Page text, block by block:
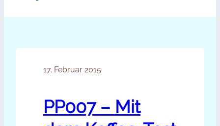
17. Februar 2015
PP007 – Mit